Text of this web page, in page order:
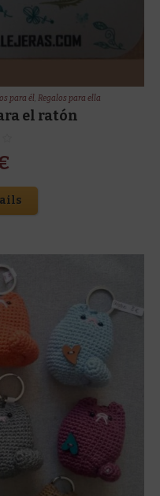
para él, Regalos para ella
el ratón